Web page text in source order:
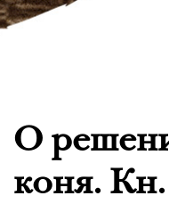
О
коня.